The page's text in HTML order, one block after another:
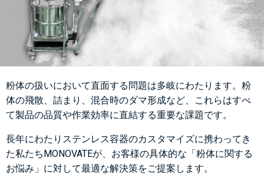
粉体の扱いにおいて直面する問題は多岐にわたります。粉
体の飛散、詰まり、混合時のダマ形成など、これらはすべ
て製品の品質や作業効率に直結する重要な課題です。
長年にわたりステンレス容器のカスタマイズに携わってき
た私たちMONOVATEが、お客様の具体的な「粉体に関する
お悩み」に対して最適な解決策をご提案します。